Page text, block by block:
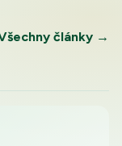
články →